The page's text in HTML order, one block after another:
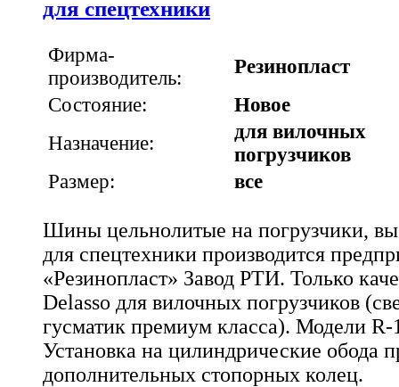
для спецтехники
Фирма-
производитель:
Резинопласт
Состояние:
Новое
Назначение:
для вилочных
погрузчиков
Размер:
все
Шины цельнолитые на погрузчики,
для спецтехники производится
«Резинопласт» Завод РТИ. Только
Delasso для вилочных погрузчиков
гусматик премиум класса). Модели R-
Установка на цилиндрические обода
дополнительных стопорных колец.